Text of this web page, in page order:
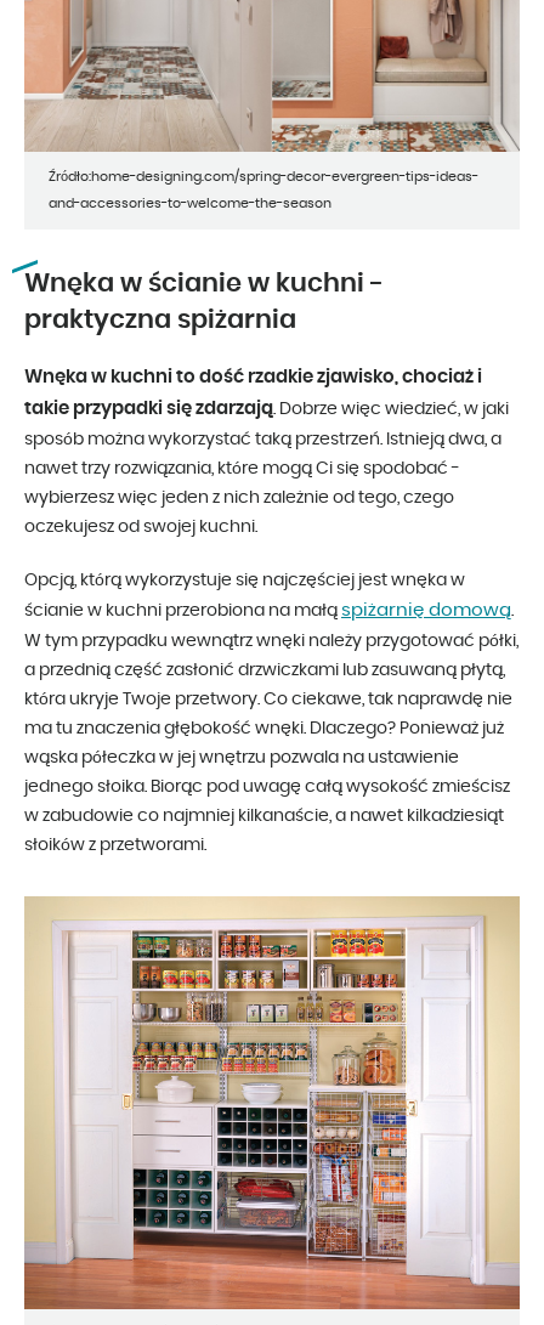
Źródło:home-designing.com/spring-decor-evergreen-tips-ideas-
and-accessories-to-welcome-the-season
Wnęka w ścianie w kuchni -
praktyczna spiżarnia
Wnęka w kuchni to dość rzadkie zjawisko, chociaż i
takie przypadki się zdarzają. Dobrze więc wiedzieć, w jaki
sposób można wykorzystać taką przestrzeń. Istnieją dwa, a
nawet trzy rozwiązania, które mogą Ci się spodobać -
wybierzesz więc jeden z nich zależnie od tego, czego
oczekujesz od swojej kuchni.
Opcją, którą wykorzystuje się najczęściej jest wnęka w
ścianie w kuchni przerobiona na małą spiżarnię domową.
W tym przypadku wewnątrz wnęki należy przygotować półki,
a przednią część zasłonić drzwiczkami lub zasuwaną płytą,
która ukryje Twoje przetwory. Co ciekawe, tak naprawdę nie
ma tu znaczenia głębokość wnęki. Dlaczego? Ponieważ już
wąska półeczka w jej wnętrzu pozwala na ustawienie
jednego słoika. Biorąc pod uwagę całą wysokość zmieścisz
w zabudowie co najmniej kilkanaście, a nawet kilkadziesiąt
słoików z przetworami.